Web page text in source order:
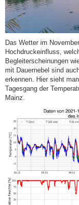
Das Wetter im
Hochdruckeinfluss,
Begleiterscheinungen
mit Dauernebel sind
erkennen. Hier sieht
Tagesgang der
Mainz.